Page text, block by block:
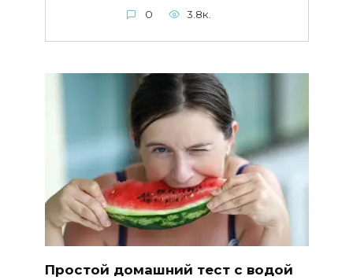
0 3.8к.
Простой домашний тест с водой